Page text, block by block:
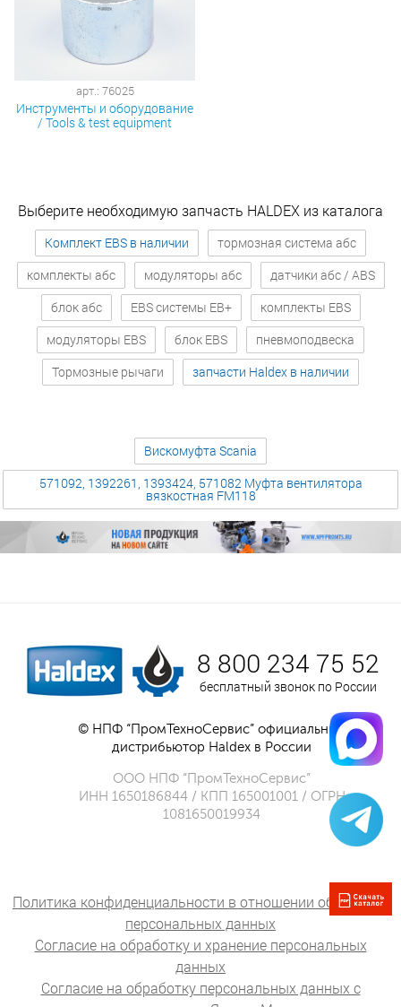
арт.: 76025
Инструменты и оборудование
/ Tools & test equipment
Выберите необходимую запчасть HALDEX из каталога
Комплект EBS в наличии
тормозная система абс
комплекты абс
модуляторы абс
датчики абс / ABS
блок абс
EBS системы EB+
комплекты EBS
модуляторы EBS
блок EBS
пневмоподвеска
Тормозные рычаги
запчасти Haldex в наличии
Вискомуфта Scania
571092, 1392261, 1393424, 571082 Муфта вентилятора
вязкостная FM118
8 800 234 75 52
бесплатный звонок по России
© НПФ “ПромТехноСервис” официальный
дистрибьютор Haldex в России
ООО НПФ “ПромТехноСервис”
ИНН 1650186844 / КПП 165001001 / ОГРН
1081650019934
Политика конфиденциальности в отношении обработки
персональных данных
Согласие на обработку и хранение персональных
данных
Согласие на обработку персональных данных с